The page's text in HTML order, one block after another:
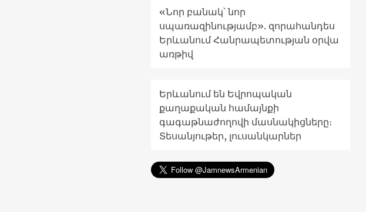
«Նոր բանակ՝ նոր
սպառազինությամբ». զորահանդես
Երևանում Հանրապետության օրվա
առթիվ
Երևանում են Եվրոպական
քաղաքական համայնքի
գագաթնաժողովի մասնակիցները։
Տեսանյութեր, լուսանկարներ